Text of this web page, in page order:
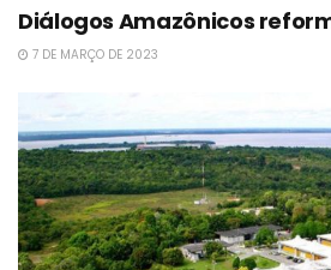
Diálogos Amazônicos
7 DE MARÇO DE 2023